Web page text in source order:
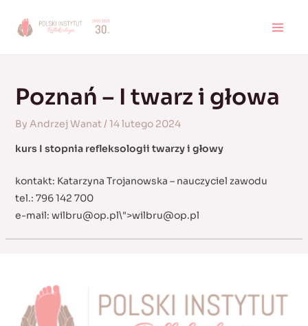
Poznań – I twarz i głowa
By Andrzej Wanat/14 lutego 2024
kurs I stopnia refleksologii twarzy i głowy
kontakt: Katarzyna Trojanowska – nauczyciel zawodu
tel.: 796 142 700
e-mail: wilbru@op.pl\">wilbru@op.pl